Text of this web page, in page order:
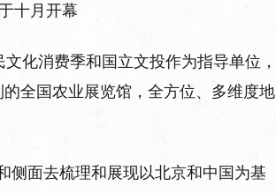
十月开幕
化消费季和国立文投作为指导单位，
全国农业展览馆，全方位、多维度地
侧面去梳理和展现以北京和中国为基